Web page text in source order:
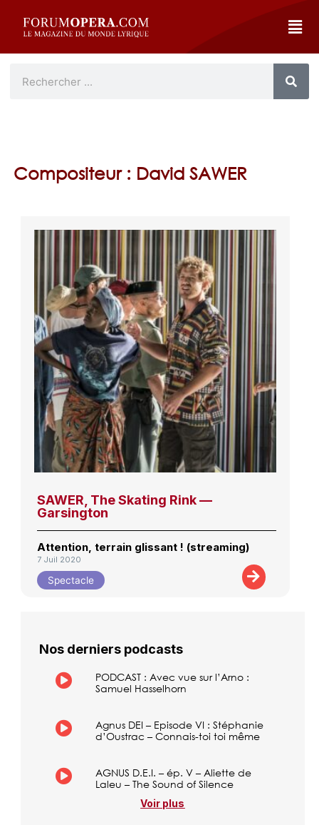
Compositeur : David SAWER
SAWER, The Skating Rink —
Garsington
Attention, terrain glissant ! (streaming)
7 Juil 2020
Spectacle
Nos derniers podcasts
PODCAST : Avec vue sur l’Arno :
Samuel Hasselhorn
Agnus DEI – Episode VI : Stéphanie
d’Oustrac – Connais-toi toi même
AGNUS D.E.I. – ép. V – Aliette de
Laleu – The Sound of Silence
Voir plus